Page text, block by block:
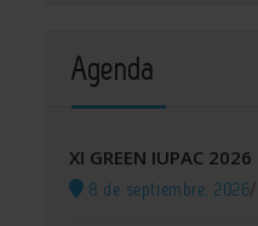
Agenda
XI GREEN IUPAC 2026
8 de septiembre, 2026/